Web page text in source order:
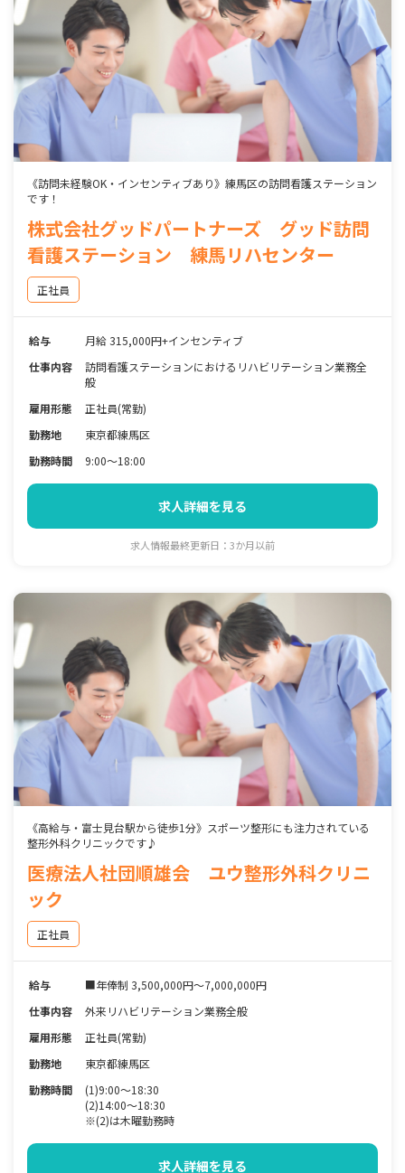
《訪問未経験OK・インセンティブあり》練馬区の訪問看護ステーション
です！
株式会社グッドパートナーズ グッド訪問
看護ステーション 練馬リハセンター
正社員
給与
月給 315,000円+インセンティブ
仕事内容
訪問看護ステーションにおけるリハビリテーション業務全
般
雇用形態
正社員(常勤)
勤務地
東京都練馬区
勤務時間
9:00～18:00
求人詳細を見る
求人情報最終更新日：3か月以前
《高給与・富士見台駅から徒歩1分》スポーツ整形にも注力されている
整形外科クリニックです♪
医療法人社団順雄会 ユウ整形外科クリニ
ック
正社員
給与
■年俸制 3,500,000円～7,000,000円
仕事内容
外来リハビリテーション業務全般
雇用形態
正社員(常勤)
勤務地
東京都練馬区
勤務時間
(1)9:00～18:30
(2)14:00～18:30
※(2)は木曜勤務時
求人詳細を見る